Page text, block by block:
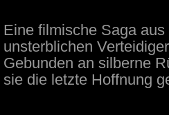
Eine filmische Saga
unsterblichen
Gebunden an silberne
sie die letzte Hoffnung